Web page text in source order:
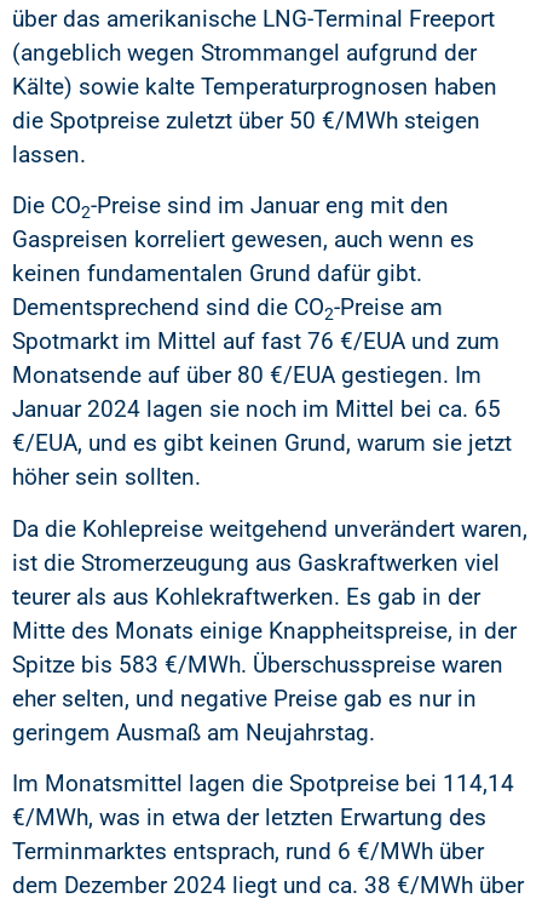
über das amerikanische LNG-Terminal Freeport
(angeblich wegen Strommangel aufgrund der
Kälte) sowie kalte Temperaturprognosen haben
die Spotpreise zuletzt über 50 €/MWh steigen
lassen.
Die CO2-Preise sind im Januar eng mit den
Gaspreisen korreliert gewesen, auch wenn es
keinen fundamentalen Grund dafür gibt.
Dementsprechend sind die CO2-Preise am
Spotmarkt im Mittel auf fast 76 €/EUA und zum
Monatsende auf über 80 €/EUA gestiegen. Im
Januar 2024 lagen sie noch im Mittel bei ca. 65
€/EUA, und es gibt keinen Grund, warum sie jetzt
höher sein sollten.
Da die Kohlepreise weitgehend unverändert waren,
ist die Stromerzeugung aus Gaskraftwerken viel
teurer als aus Kohlekraftwerken. Es gab in der
Mitte des Monats einige Knappheitspreise, in der
Spitze bis 583 €/MWh. Überschusspreise waren
eher selten, und negative Preise gab es nur in
geringem Ausmaß am Neujahrstag.
Im Monatsmittel lagen die Spotpreise bei 114,14
€/MWh, was in etwa der letzten Erwartung des
Terminmarktes entsprach, rund 6 €/MWh über
dem Dezember 2024 liegt und ca. 38 €/MWh über